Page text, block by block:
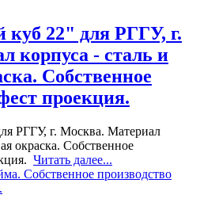
куб 22" для РГГУ, г.
корпуса - сталь и
Собственное
проекция.
РГГУ, г. Москва. Материал
окраска. Собственное
Читать далее...